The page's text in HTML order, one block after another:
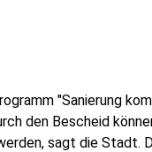
"Sanierung
den Bescheid
sagt die Stadt.